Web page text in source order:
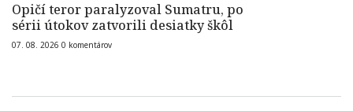
Opičí teror paralyzoval Sumatru, po
sérii útokov zatvorili desiatky škôl
07. 08. 2026 0 komentárov